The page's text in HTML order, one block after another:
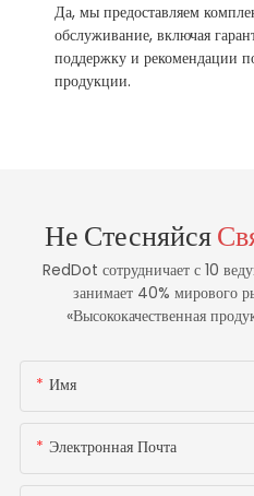
Да, мы предоставляем
обслуживание, включая
поддержку и рекомендации
продукции.
Не Стесняйся
RedDot сотрудничает с 10
занимает 40% мирового
«Высококачественная
Имя
Электронная Почта